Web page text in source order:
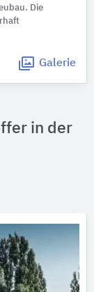
Die
Galerie
in der